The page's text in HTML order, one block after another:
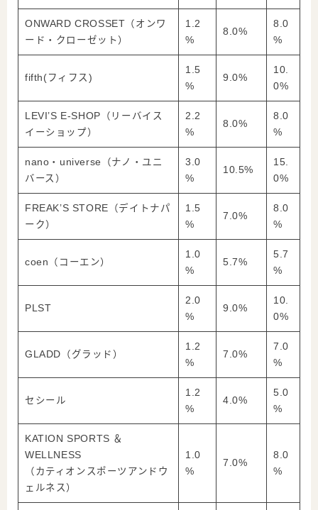
ONWARD CROSSET（オンワ
ード・クローゼット）
1.2
%
8.0%
8.0
%
fifth(フィフス)
1.5
%
9.0%
10.
0%
LEVI’S E-SHOP（リーバイス
イーショップ）
2.2
%
8.0%
8.0
%
nano・universe（ナノ・ユニ
バース）
3.0
%
10.5%
15.
0%
FREAK’S STORE（デイトナパ
ーク）
1.5
%
7.0%
8.0
%
coen（コーエン）
1.0
%
5.7%
5.7
%
PLST
2.0
%
9.0%
10.
0%
GLADD（グラッド）
1.2
%
7.0%
7.0
%
セシール
1.2
%
4.0%
5.0
%
KATION SPORTS ＆
WELLNESS
（カティオンスポーツアンドウ
ェルネス）
1.0
%
7.0%
8.0
%